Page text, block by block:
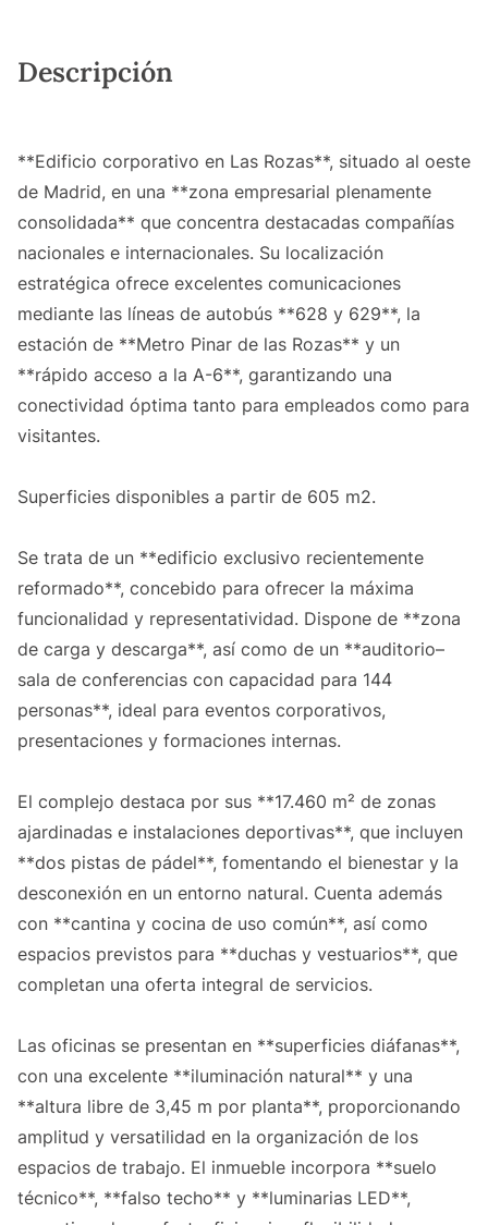
Descripción
**Edificio corporativo en Las Rozas**, situado al oeste
de Madrid, en una **zona empresarial plenamente
consolidada** que concentra destacadas compañías
nacionales e internacionales. Su localización
estratégica ofrece excelentes comunicaciones
mediante las líneas de autobús **628 y 629**, la
estación de **Metro Pinar de las Rozas** y un
**rápido acceso a la A-6**, garantizando una
conectividad óptima tanto para empleados como para
visitantes.
Superficies disponibles a partir de 605 m2.
Se trata de un **edificio exclusivo recientemente
reformado**, concebido para ofrecer la máxima
funcionalidad y representatividad. Dispone de **zona
de carga y descarga**, así como de un **auditorio–
sala de conferencias con capacidad para 144
personas**, ideal para eventos corporativos,
presentaciones y formaciones internas.
El complejo destaca por sus **17.460 m² de zonas
ajardinadas e instalaciones deportivas**, que incluyen
**dos pistas de pádel**, fomentando el bienestar y la
desconexión en un entorno natural. Cuenta además
con **cantina y cocina de uso común**, así como
espacios previstos para **duchas y vestuarios**, que
completan una oferta integral de servicios.
Las oficinas se presentan en **superficies diáfanas**,
con una excelente **iluminación natural** y una
**altura libre de 3,45 m por planta**, proporcionando
amplitud y versatilidad en la organización de los
espacios de trabajo. El inmueble incorpora **suelo
técnico**, **falso techo** y **luminarias LED**,